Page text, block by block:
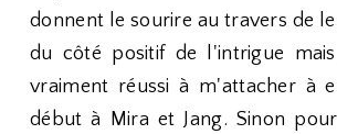
donnent le sourire au travers de
du côté positif de l'intrigue
vraiment réussi à m'attacher à
début à Mira et Jang. Sinon